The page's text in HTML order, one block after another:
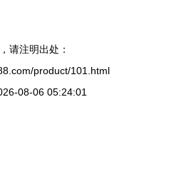
请注明出处：
product/101.html
08-06 05:24:01